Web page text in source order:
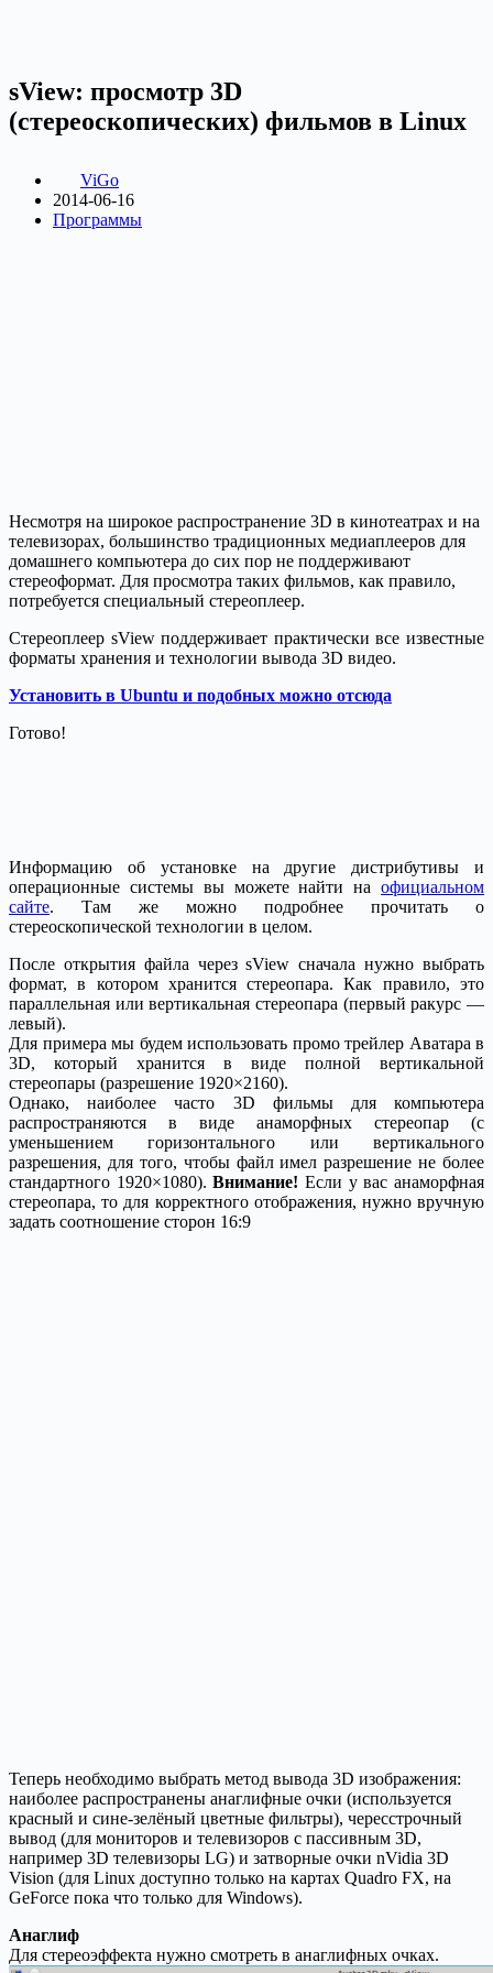
sView: просмотр 3D
(стереоскопических) фильмов в Linux
ViGo
2014-06-16
Программы
Несмотря на широкое распространение 3D в кинотеатрах и на
телевизорах, большинство традиционных медиаплееров для
домашнего компьютера до сих пор не поддерживают
стереоформат. Для просмотра таких фильмов, как правило,
потребуется специальный стереоплеер.
Стереоплеер sView поддерживает практически все известные
форматы хранения и технологии вывода 3D видео.
Установить в Ubuntu и подобных можно отсюда
Готово!
Информацию об установке на другие дистрибутивы и
операционные системы вы можете найти на официальном
сайте. Там же можно подробнее прочитать о
стереоскопической технологии в целом.
После открытия файла через sView сначала нужно выбрать
формат, в котором хранится стереопара. Как правило, это
параллельная или вертикальная стереопара (первый ракурс —
левый).
Для примера мы будем использовать промо трейлер Аватара в
3D, который хранится в виде полной вертикальной
стереопары (разрешение 1920×2160).
Однако, наиболее часто 3D фильмы для компьютера
распространяются в виде анаморфных стереопар (с
уменьшением горизонтального или вертикального
разрешения, для того, чтобы файл имел разрешение не более
стандартного 1920×1080).Внимание! Если у вас анаморфная
стереопара, то для корректного отображения, нужно вручную
задать соотношение сторон 16:9
Теперь необходимо выбрать метод вывода 3D изображения:
наиболее распространены анаглифные очки (используется
красный и сине-зелёный цветные фильтры), чересстрочный
вывод (для мониторов и телевизоров с пассивным 3D,
например 3D телевизоры LG) и затворные очки nVidia 3D
Vision (для Linux доступно только на картах Quadro FX, на
GeForce пока что только для Windows).
Анаглиф
Для стереоэффекта нужно смотреть в анаглифных очках.